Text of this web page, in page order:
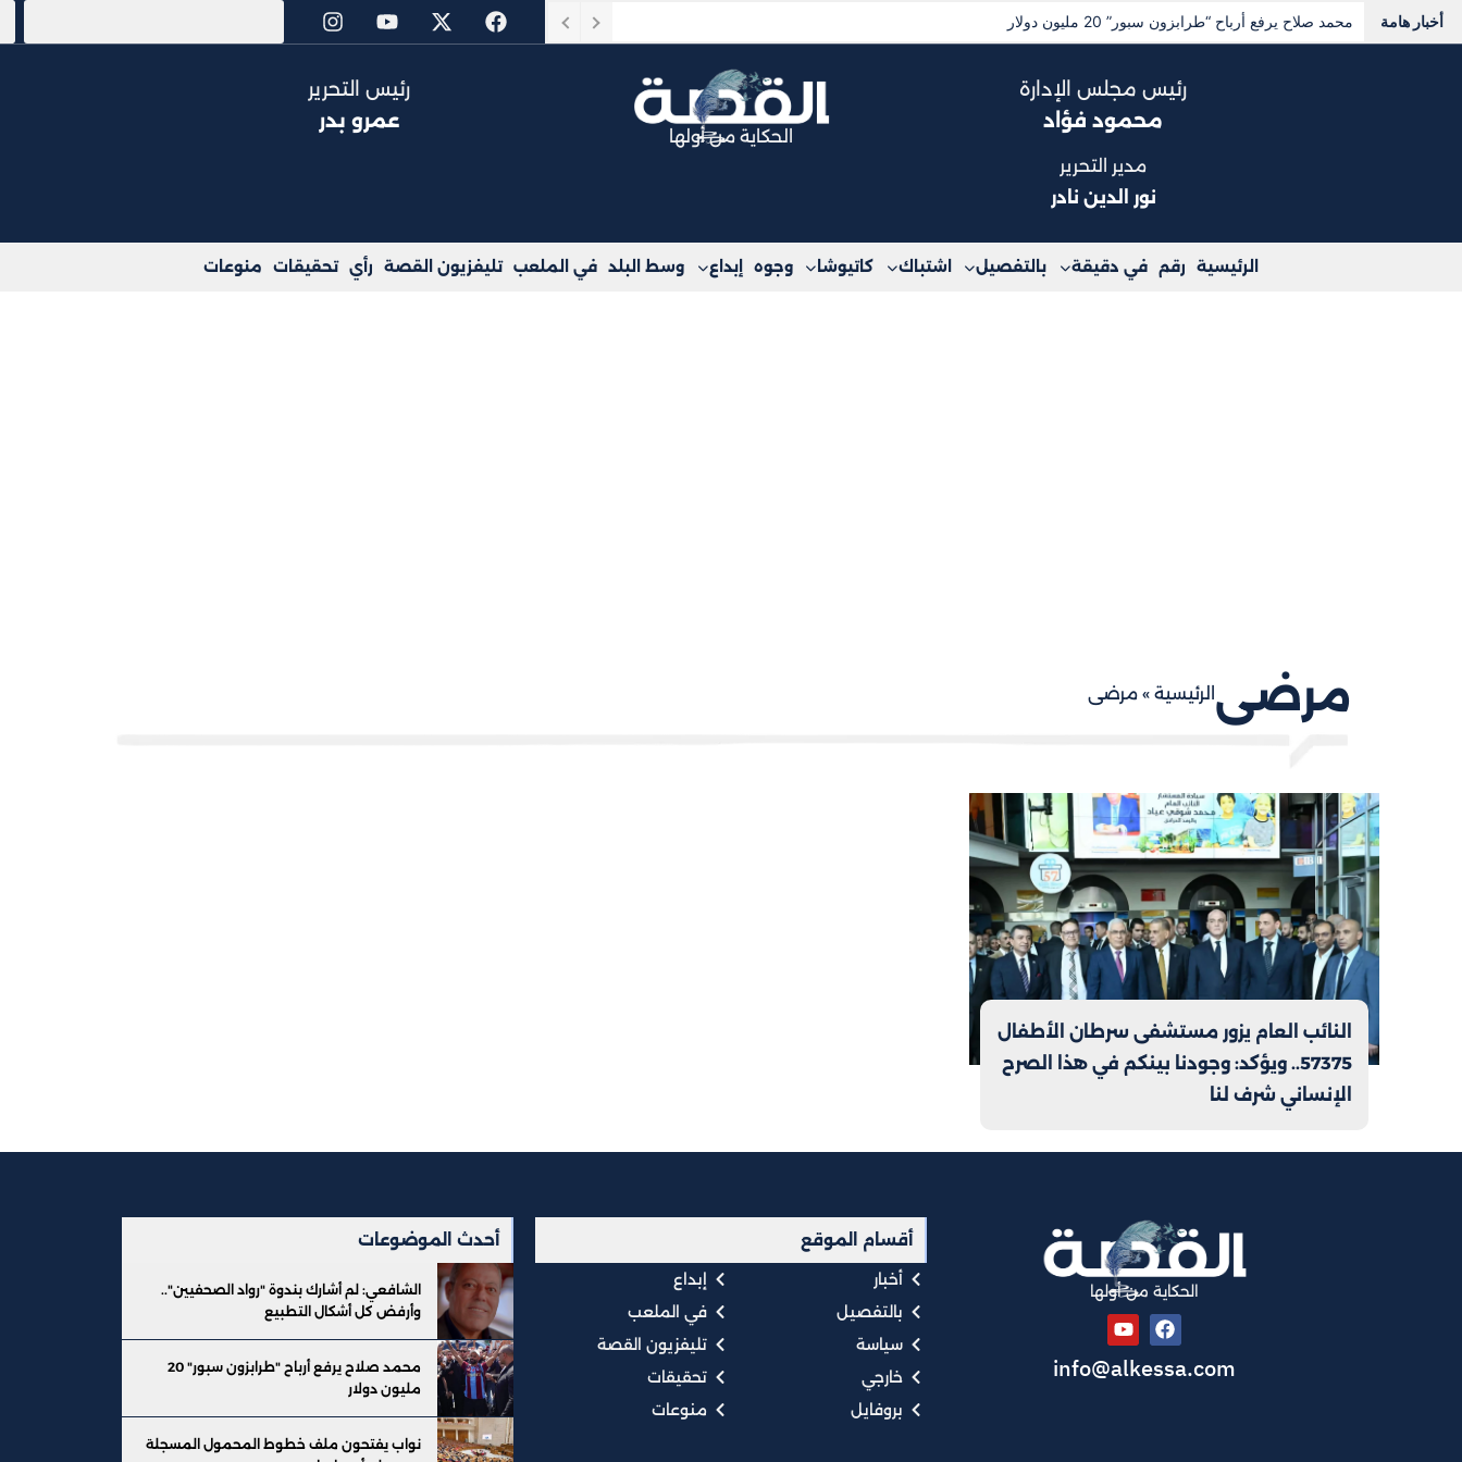
أخبار هامة محمد صلاح يرفع أرباح “طرابزون سبور” 20 مليون دولار
رئيس مجلس الإدارة
محمود فؤاد
مدير التحرير
نور الدين نادر
الحكاية من أولها
رئيس التحرير
عمرو بدر
الرئيسية رقم في دقيقة بالتفصيل اشتباك كاتيوشا وجوه إبداع وسط البلد في الملعب تليفزيون القصة رأي تحقيقات منوعات
مرضى الرئيسية » مرضى
النائب العام يزور مستشفى سرطان الأطفال
57375.. ويؤكد: وجودنا بينكم في هذا الصرح
الإنساني شرف لنا
الحكاية من أولها
info@alkessa.com
أقسام الموقع
أخبار
بالتفصيل
سياسة
خارجي
بروفايل
إبداع
في الملعب
تليفزيون القصة
تحقيقات
منوعات
أحدث الموضوعات
الشافعي: لم أشارك بندوة "رواد الصحفيين"..
وأرفض كل أشكال التطبيع
محمد صلاح يرفع أرباح "طرابزون سبور" 20
مليون دولار
نواب يفتحون ملف خطوط المحمول المسجلة